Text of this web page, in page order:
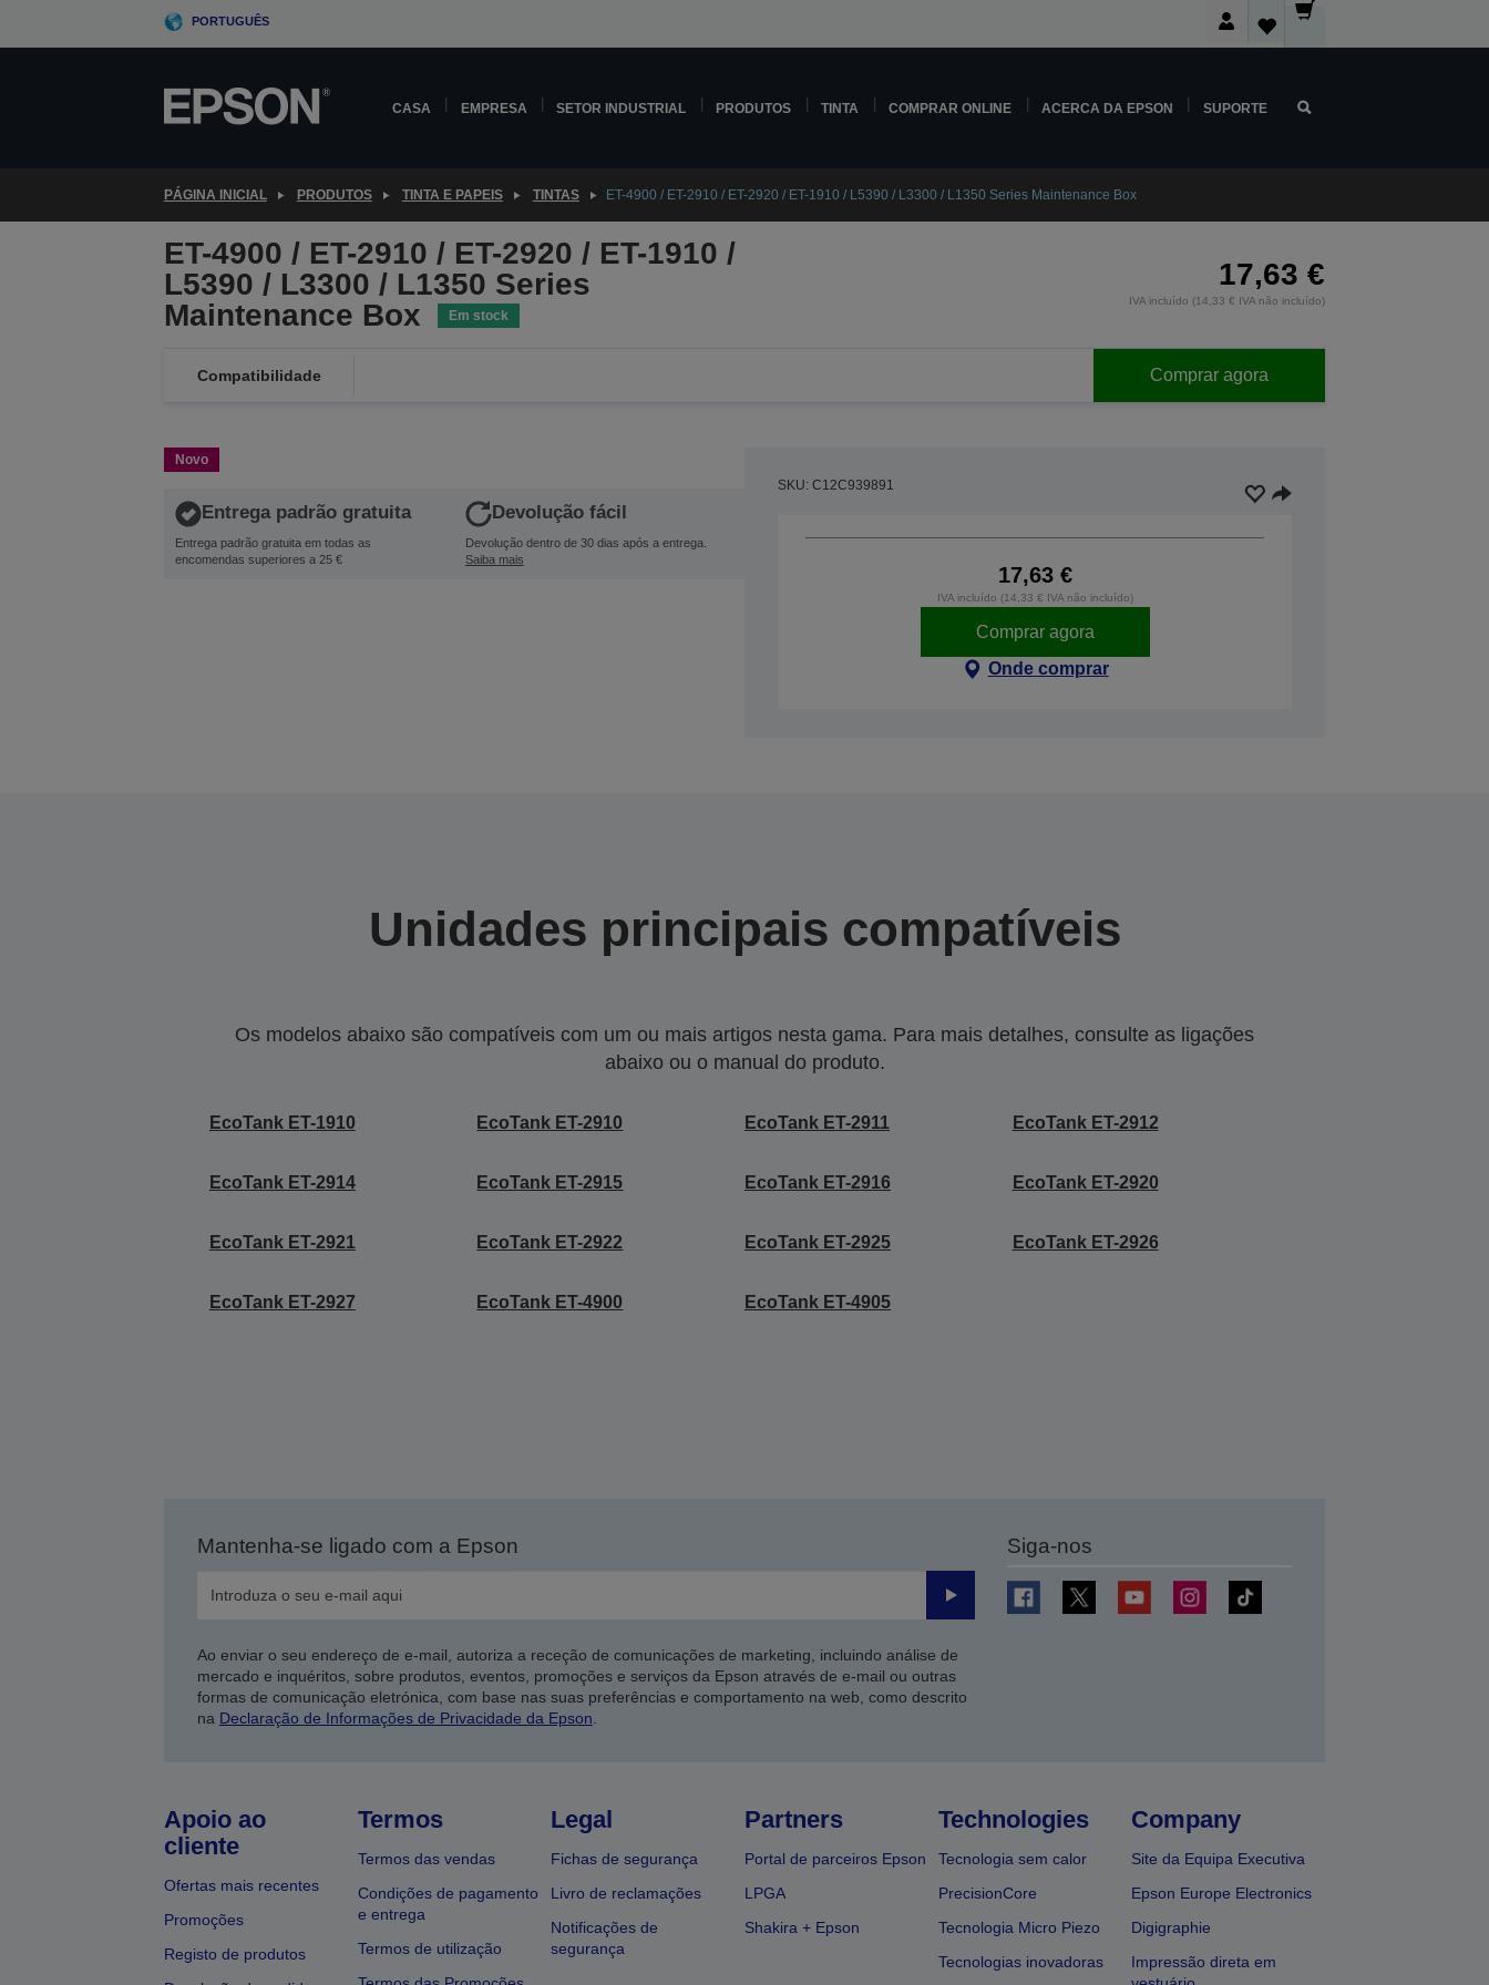
PORTUGUÊS
CASA EMPRESA SETOR INDUSTRIAL PRODUTOS TINTA COMPRAR ONLINE ACERCA DA EPSON SUPORTE
PÁGINA INICIAL PRODUTOS TINTA E PAPEIS TINTAS ET-4900 / ET-2910 / ET-2920 / ET-1910 / L5390 / L3300 / L1350 Series Maintenance Box
ET-4900 / ET-2910 / ET-2920 / ET-1910 /
L5390 / L3300 / L1350 Series
Maintenance Box
Em stock
17,63 €
IVA incluído (14,33 € IVA não incluído)
Compatibilidade Comprar agora
Novo
Entrega padrão gratuita
Entrega padrão gratuita em todas as
encomendas superiores a 25 €
Devolução fácil
Devolução dentro de 30 dias após a entrega.
Saiba mais
SKU: C12C939891
17,63 €
IVA incluído (14,33 € IVA não incluído)
Comprar agora
Onde comprar
Unidades principais compatíveis
Os modelos abaixo são compatíveis com um ou mais artigos nesta gama. Para mais detalhes, consulte as ligações
abaixo ou o manual do produto.
EcoTank ET-1910 EcoTank ET-2910 EcoTank ET-2911 EcoTank ET-2912
EcoTank ET-2914 EcoTank ET-2915 EcoTank ET-2916 EcoTank ET-2920
EcoTank ET-2921 EcoTank ET-2922 EcoTank ET-2925 EcoTank ET-2926
EcoTank ET-2927 EcoTank ET-4900 EcoTank ET-4905
Mantenha-se ligado com a Epson
Enviar
Ao enviar o seu endereço de e-mail, autoriza a receção de comunicações de marketing, incluindo análise de
mercado e inquéritos, sobre produtos, eventos, promoções e serviços da Epson através de e-mail ou outras
formas de comunicação eletrónica, com base nas suas preferências e comportamento na web, como descrito
na Declaração de Informações de Privacidade da Epson
Siga-nos
Apoio ao
cliente
Ofertas mais recentes
Promoções
Registo de produtos
Termos
Termos das vendas
Condições de pagamento
e entrega
Termos de utilização
Legal
Fichas de segurança
Livro de reclamações
Notificações de
segurança
Partners
Portal de parceiros Epson
LPGA
Shakira + Epson
Technologies
Tecnologia sem calor
PrecisionCore
Tecnologia Micro Piezo
Tecnologias inovadoras
Company
Site da Equipa Executiva
Epson Europe Electronics
Digigraphie
Impressão direta em